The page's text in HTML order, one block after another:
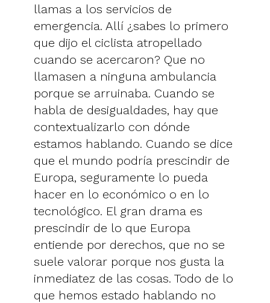
llamas a los servicios de
emergencia. Allí ¿sabes lo primero
que dijo el ciclista atropellado
cuando se acercaron? Que no
llamasen a ninguna ambulancia
porque se arruinaba. Cuando se
habla de desigualdades, hay que
contextualizarlo con dónde
estamos hablando. Cuando se dice
que el mundo podría prescindir de
Europa, seguramente lo pueda
hacer en lo económico o en lo
tecnológico. El gran drama es
prescindir de lo que Europa
entiende por derechos, que no se
suele valorar porque nos gusta la
inmediatez de las cosas. Todo de lo
que hemos estado hablando no